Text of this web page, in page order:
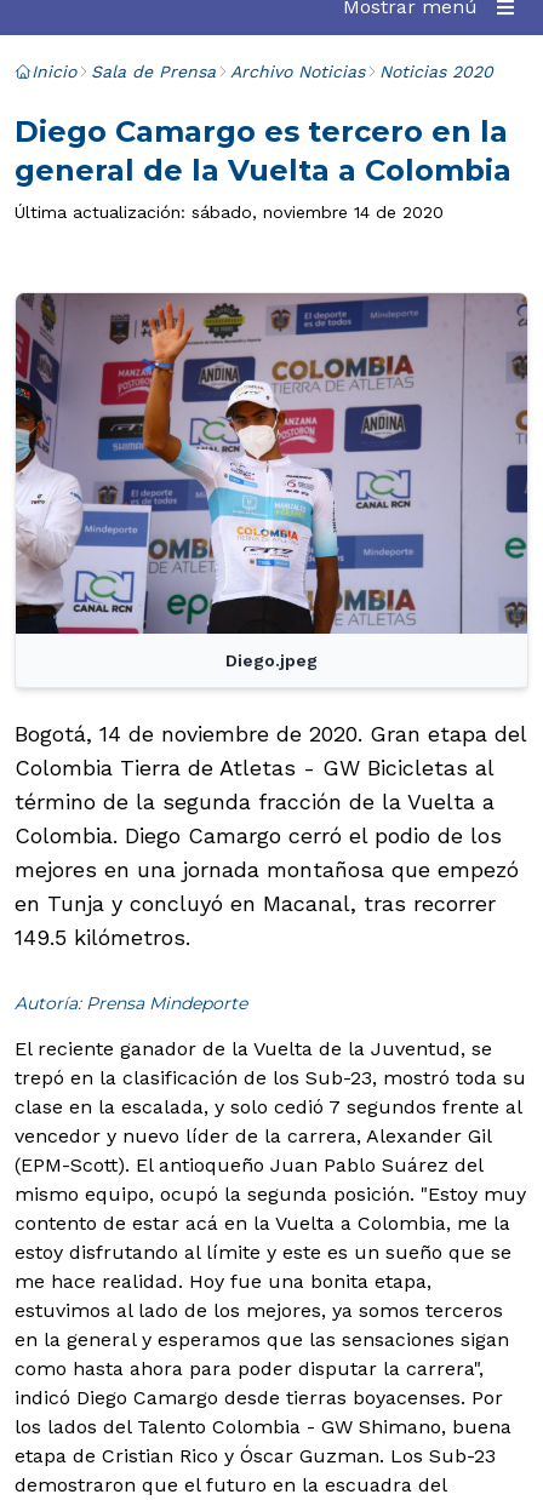
Mostrar menú
Inicio Sala de Prensa Archivo Noticias Noticias 2020
Diego Camargo es tercero en la
general de la Vuelta a Colombia
Última actualización: sábado, noviembre 14 de 2020
Diego.jpeg
Bogotá, 14 de noviembre de 2020. Gran etapa del
Colombia Tierra de Atletas - GW Bicicletas al
término de la segunda fracción de la Vuelta a
Colombia. Diego Camargo cerró el podio de los
mejores en una jornada montañosa que empezó
en Tunja y concluyó en Macanal, tras recorrer
149.5 kilómetros.
Autoría: Prensa Mindeporte
El reciente ganador de la Vuelta de la Juventud, se
trepó en la clasificación de los Sub-23, mostró toda su
clase en la escalada, y solo cedió 7 segundos frente al
vencedor y nuevo líder de la carrera, Alexander Gil
(EPM-Scott). El antioqueño Juan Pablo Suárez del
mismo equipo, ocupó la segunda posición. "Estoy muy
contento de estar acá en la Vuelta a Colombia, me la
estoy disfrutando al límite y este es un sueño que se
me hace realidad. Hoy fue una bonita etapa,
estuvimos al lado de los mejores, ya somos terceros
en la general y esperamos que las sensaciones sigan
como hasta ahora para poder disputar la carrera",
indicó Diego Camargo desde tierras boyacenses. Por
los lados del Talento Colombia - GW Shimano, buena
etapa de Cristian Rico y Óscar Guzman. Los Sub-23
demostraron que el futuro en la escuadra del